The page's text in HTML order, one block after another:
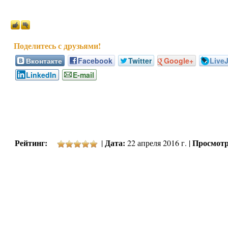
Вконтакте Facebook Twitter Google+
LinkedIn
E-mail
Рейтинг: |Дата: 22 апреля 2016 г. |